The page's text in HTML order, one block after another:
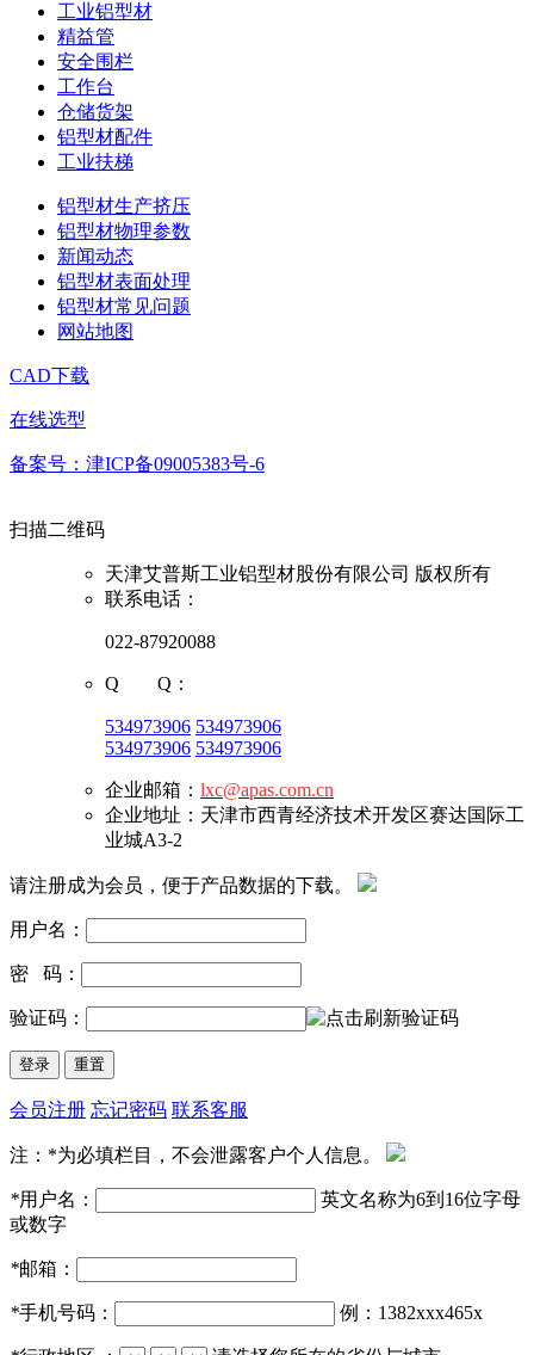
工业铝型材
精益管
安全围栏
工作台
仓储货架
铝型材配件
工业扶梯
铝型材生产挤压
铝型材物理参数
新闻动态
铝型材表面处理
铝型材常见问题
网站地图
CAD下载
在线选型
备案号：津ICP备09005383号-6
扫描二维码
天津艾普斯工业铝型材股份有限公司 版权所有
联系电话：
022-87920088
Q Q：
534973906 534973906
534973906 534973906
企业邮箱： lxc@apas.com.cn
企业地址：天津市西青经济技术开发区赛达国际工
业城A3-2
请注册成为会员，便于产品数据的下载。
用户名：
密 码：
验证码：
会员注册 忘记密码 联系客服
注：*为必填栏目，不会泄露客户个人信息。
*用户名：
英文名称为6到16位字母
或数字
*邮箱：
*手机号码： 例：1382xxx465x